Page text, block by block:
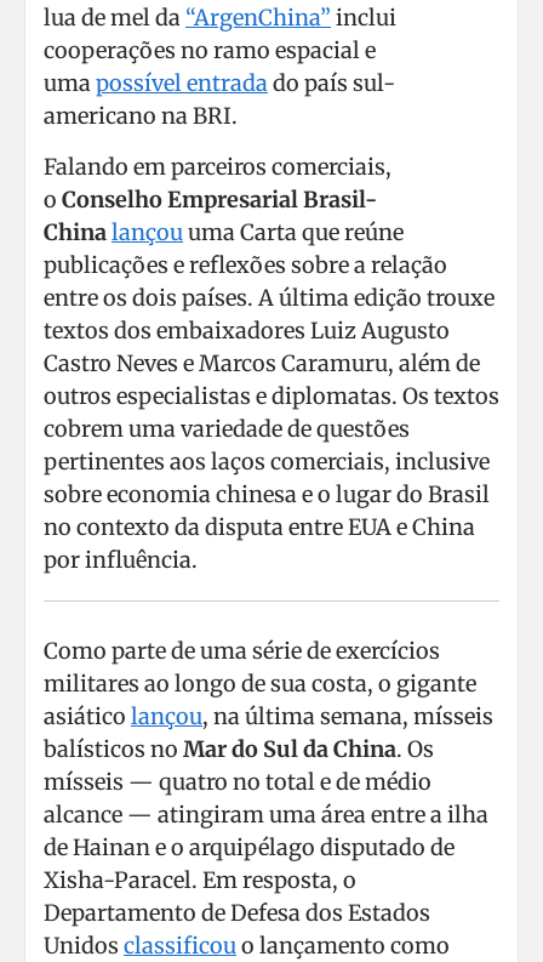
lua de mel da “ArgenChina” inclui
cooperações no ramo espacial e
umapossível entradado país sul-
americano na BRI.
Falando em parceiros comerciais,
o Conselho Empresarial Brasil-
Chinalançouuma Carta que reúne
publicações e reflexões sobre a relação
entre os dois países. A última edição trouxe
textos dos embaixadores Luiz Augusto
Castro Neves e Marcos Caramuru, além de
outros especialistas e diplomatas. Os textos
cobrem uma variedade de questões
pertinentes aos laços comerciais, inclusive
sobre economia chinesa e o lugar do Brasil
no contexto da disputa entre EUA e China
por influência.
Como parte de uma série de exercícios
militares ao longo de sua costa, o gigante
asiático lançou, na última semana, mísseis
balísticos no Mar do Sul da China. Os
mísseis — quatro no total e de médio
alcance — atingiram uma área entre a ilha
de Hainan e o arquipélago disputado de
Xisha-Paracel. Em resposta, o
Departamento de Defesa dos Estados
Unidos classificouo lançamento como